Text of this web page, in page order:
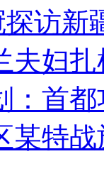
访新
夫妇
：首
某特